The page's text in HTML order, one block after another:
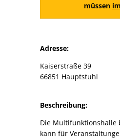
müssen
Adresse:
Kaiserstraße 39
66851 Hauptstuhl
Beschreibung:
Die Multifunktionshalle
kann für